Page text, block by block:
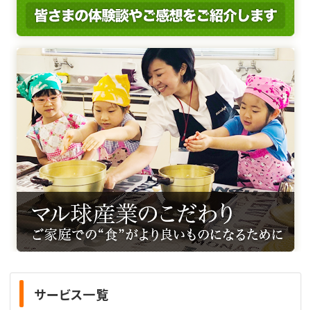
サービス一覧